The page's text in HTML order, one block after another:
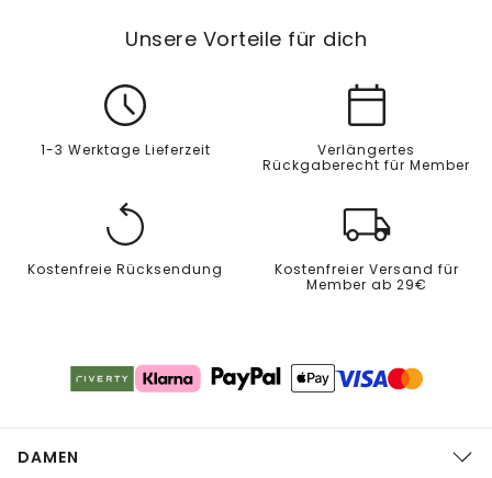
Unsere Vorteile für dich
1-3 Werktage Lieferzeit
Verlängertes
Rückgaberecht für Member
Kostenfreie Rücksendung
Kostenfreier Versand für
Member ab 29€
DAMEN